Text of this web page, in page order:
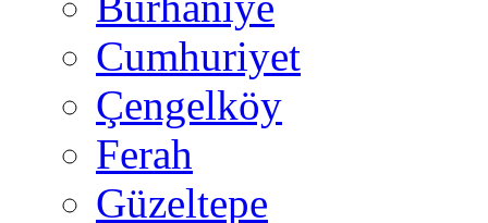
Cumhuriyet
Çengelköy
Ferah
Güzeltepe